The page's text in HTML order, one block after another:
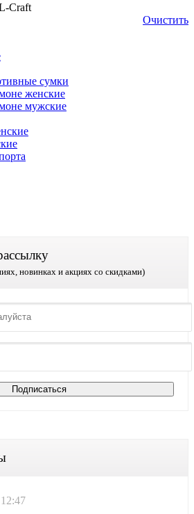
Craft
Очистить
сумки
женские
мужские
новинках и акциях со скидками)